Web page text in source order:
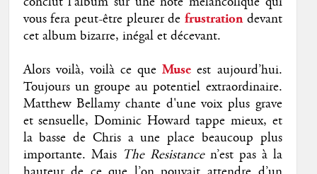
vous fera peut-être pleurer de frustration devant
cet album bizarre, inégal et décevant.
Alors voilà, voilà ce que Museest aujourd’hui.
Toujours un groupe au potentiel extraordinaire.
Matthew Bellamy chante d'une voix plus grave
et sensuelle, Dominic Howard tappe mieux, et
la basse de Chris a une place beaucoup plus
importante. Mais The Resistancen’est pas à la